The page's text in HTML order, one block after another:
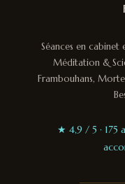
Séances en cabinet
Méditation &
Frambouhans,
★ 4,9 / 5 · 175